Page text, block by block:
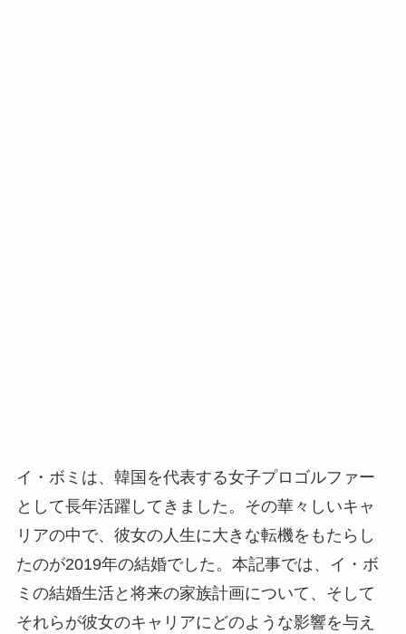
イ・ボミは、韓国を代表する女子プロゴルファー
として長年活躍してきました。その華々しいキャ
リアの中で、彼女の人生に大きな転機をもたらし
たのが2019年の結婚でした。本記事では、イ・ボ
ミの結婚生活と将来の家族計画について、そして
それらが彼女のキャリアにどのような影響を与え